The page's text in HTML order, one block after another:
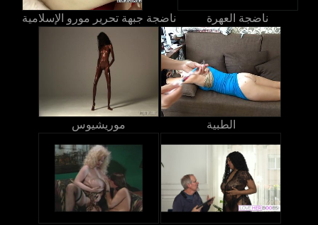
ناضجة جبهة تحرير مورو الإسلامية ناضجة العهرة
موريشيوس الطبية